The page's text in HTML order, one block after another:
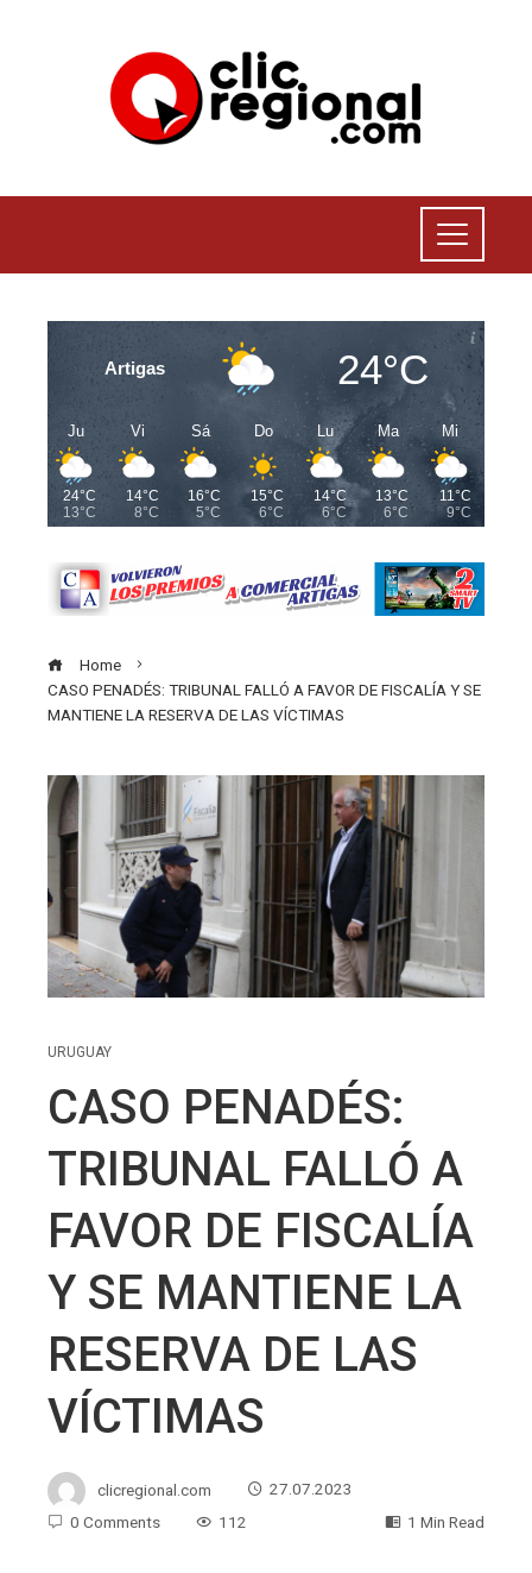
Artigas 24°C
Ju
24°C
13°C
Vi
14°C
8°C
Sá
16°C
5°C
Do
15°C
6°C
Lu
14°C
6°C
Ma
13°C
6°C
Mi
11°C
9°C
Home
CASO PENADÉS: TRIBUNAL FALLÓ A FAVOR DE FISCALÍA Y SE
MANTIENE LA RESERVA DE LAS VÍCTIMAS
URUGUAY
CASO PENADÉS:
TRIBUNAL FALLÓ A
FAVOR DE FISCALÍA
Y SE MANTIENE LA
RESERVA DE LAS
VÍCTIMAS
clicregional.com
27.07.2023
0 Comments
112 1 Min Read